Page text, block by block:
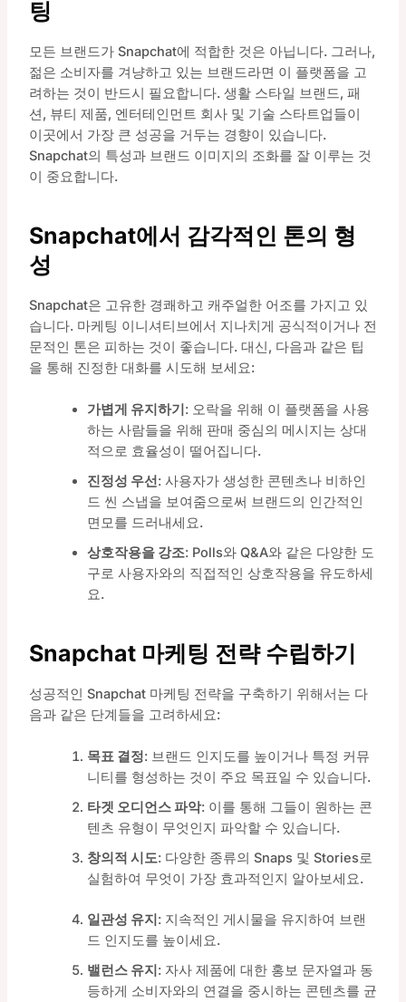
팅
모든 브랜드가 Snapchat에 적합한 것은 아닙니다. 그러나,
젊은 소비자를 겨냥하고 있는 브랜드라면 이 플랫폼을 고
려하는 것이 반드시 필요합니다. 생활 스타일 브랜드, 패
션, 뷰티 제품, 엔터테인먼트 회사 및 기술 스타트업들이
이곳에서 가장 큰 성공을 거두는 경향이 있습니다.
Snapchat의 특성과 브랜드 이미지의 조화를 잘 이루는 것
이 중요합니다.
Snapchat에서 감각적인 톤의 형
성
Snapchat은 고유한 경쾌하고 캐주얼한 어조를 가지고 있
습니다. 마케팅 이니셔티브에서 지나치게 공식적이거나 전
문적인 톤은 피하는 것이 좋습니다. 대신, 다음과 같은 팁
을 통해 진정한 대화를 시도해 보세요:
가볍게 유지하기: 오락을 위해 이 플랫폼을 사용
하는 사람들을 위해 판매 중심의 메시지는 상대
적으로 효율성이 떨어집니다.
진정성 우선: 사용자가 생성한 콘텐츠나 비하인
드 씬 스냅을 보여줌으로써 브랜드의 인간적인
면모를 드러내세요.
상호작용을 강조: Polls와 Q&A와 같은 다양한 도
구로 사용자와의 직접적인 상호작용을 유도하세
요.
Snapchat 마케팅 전략 수립하기
성공적인 Snapchat 마케팅 전략을 구축하기 위해서는 다
음과 같은 단계들을 고려하세요:
목표 결정: 브랜드 인지도를 높이거나 특정 커뮤
니티를 형성하는 것이 주요 목표일 수 있습니다.
타겟 오디언스 파악: 이를 통해 그들이 원하는 콘
텐츠 유형이 무엇인지 파악할 수 있습니다.
창의적 시도: 다양한 종류의 Snaps 및 Stories로
실험하여 무엇이 가장 효과적인지 알아보세요.
일관성 유지: 지속적인 게시물을 유지하여 브랜
드 인지도를 높이세요.
밸런스 유지: 자사 제품에 대한 홍보 문자열과 동
등하게 소비자와의 연결을 중시하는 콘텐츠를 균